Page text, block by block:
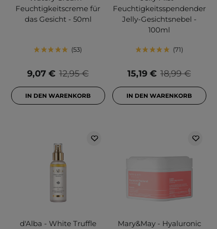
Feuchtigkeitscreme für
das Gesicht - 50ml
53
12,95 €
9,07 €
IN DEN WARENKORB
Feuchtigkeitsspendender
Jelly-Gesichtsnebel -
100ml
71
18,99 €
15,19 €
IN DEN WARENKORB
d'Alba - White Truffle
Mary&May - Hyaluronic